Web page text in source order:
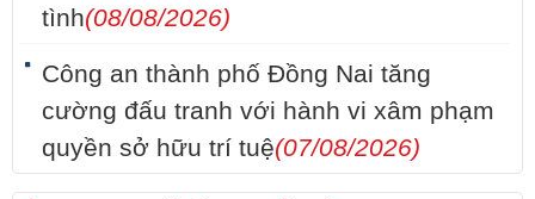
tình(08/08/2026)
Công an thành phố Đồng Nai tăng
cường đấu tranh với hành vi xâm phạm
quyền sở hữu trí tuệ(07/08/2026)